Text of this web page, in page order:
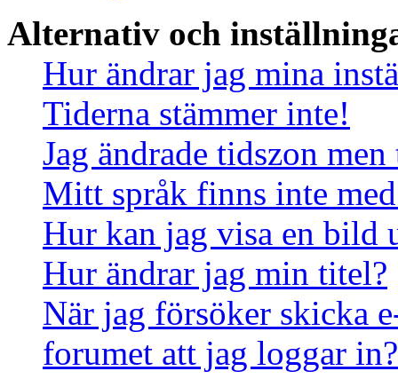
Alternativ och
Hur ändrar jag mina
Tiderna stämmer inte!
Jag ändrade tidszon
Mitt språk finns inte
Hur kan jag visa en bild
Hur ändrar jag min titel?
När jag försöker skicka
forumet att jag loggar in?